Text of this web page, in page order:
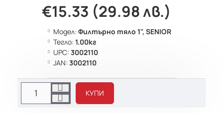
€15.33 (29.98 лв.)
Модел: Филтърно тяло 1", SENIOR
Тегло: 1.00кг
UPC: 3002110
JAN: 3002110
КУПИ